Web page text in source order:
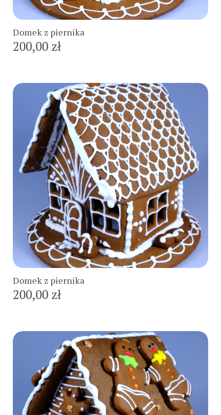
Domek z piernika
200,00 zł
Domek z piernika
200,00 zł
Do koszyka